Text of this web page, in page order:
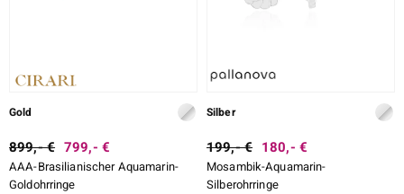
Gold
899,- € 799,- €
AAA-Brasilianischer Aquamarin-
Goldohrringe
Silber
199,- € 180,- €
Mosambik-Aquamarin-
Silberohrringe